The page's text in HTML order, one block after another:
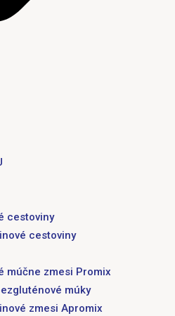
cestoviny
cestoviny
múčne zmesi Promix
múky
zmesi Apromix